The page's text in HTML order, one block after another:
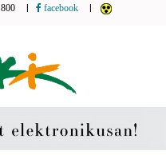
facebook